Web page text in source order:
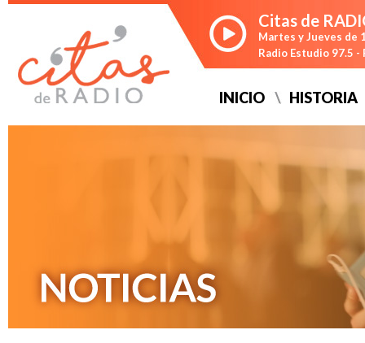
Citas de
Martes y Jueves de
Radio Estudio 97.5 -
INICIO HISTORIA